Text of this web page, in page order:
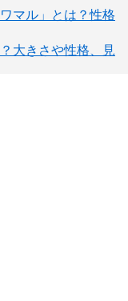
マル」とは？性格
大きさや性格、見